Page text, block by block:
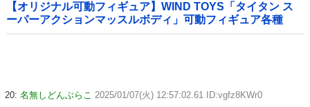
【オリジナル可動フィギュア】WIND TOYS「タイタン ス
ーパーアクションマッスルボディ」可動フィギュア各種
【予約開始】
20: 名無しどんぶらこ 2025/01/07(火) 12:57:02.61 ID:vgfz8KWr0